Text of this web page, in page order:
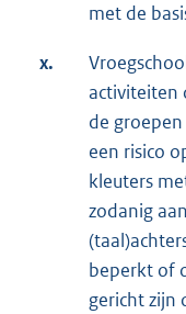
met de
x.
activiteiten
de
een risico
kleuters
zodanig
beperkt of
gericht zijn